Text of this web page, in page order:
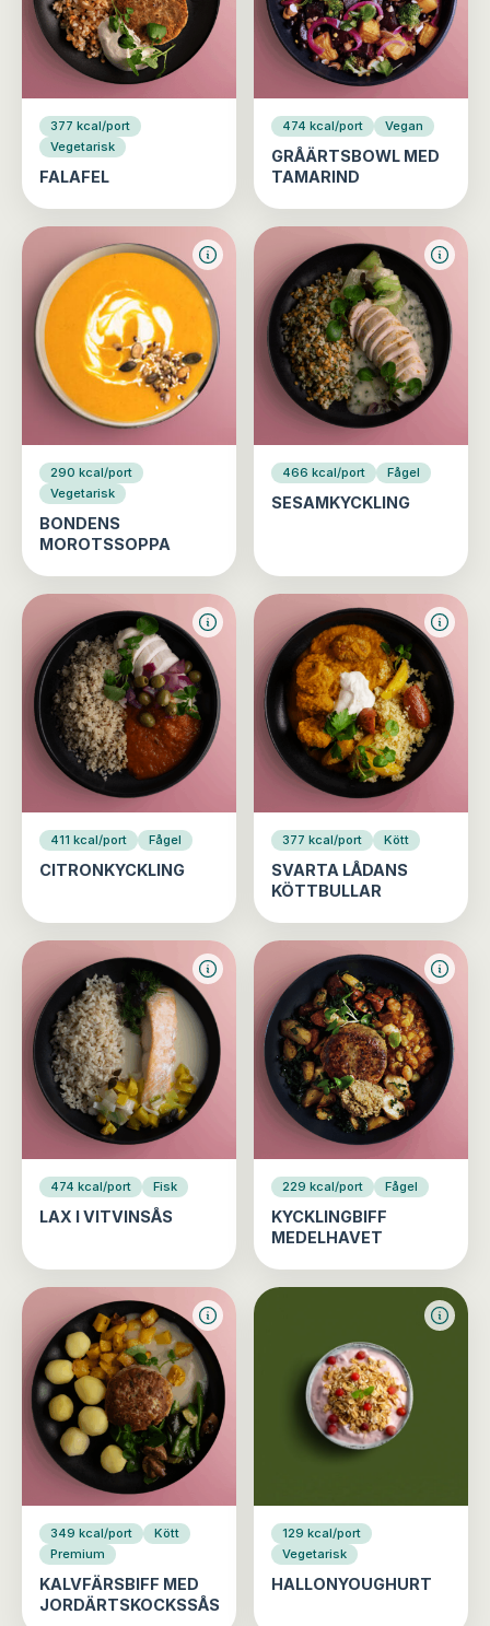
377 kcal/port
Vegetarisk
FALAFEL
474 kcal/port Vegan
GRÅÄRTSBOWL MED
TAMARIND
290 kcal/port
Vegetarisk
BONDENS
MOROTSSOPPA
466 kcal/port Fågel
SESAMKYCKLING
411 kcal/port Fågel
CITRONKYCKLING
377 kcal/port Kött
SVARTA LÅDANS
KÖTTBULLAR
474 kcal/port Fisk
LAX I VITVINSÅS
229 kcal/port Fågel
KYCKLINGBIFF
MEDELHAVET
349 kcal/port
Kött
Premium
KALVFÄRSBIFF MED
JORDÄRTSKOCKSSÅS
129 kcal/port
Vegetarisk
HALLONYOUGHURT